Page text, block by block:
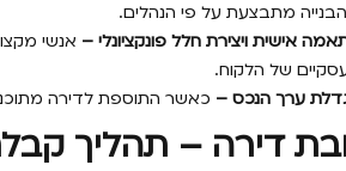
מתבצעת על פי הנהלים.
אישית ויצירת חלל פונקציונלי – אנשי
של הלקוח.
ערך הנכס – כאשר התוספת לדירה
דירה – תהליך